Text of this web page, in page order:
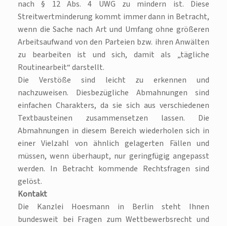
nach § 12 Abs. 4 UWG zu mindern ist. Diese
Streitwertminderung kommt immer dann in Betracht,
wenn die Sache nach Art und Umfang ohne größeren
Arbeitsaufwand von den Parteien bzw. ihren Anwälten
zu bearbeiten ist und sich, damit als „tägliche
Routinearbeit“ darstellt.
Die Verstöße sind leicht zu erkennen und
nachzuweisen. Diesbezügliche Abmahnungen sind
einfachen Charakters, da sie sich aus verschiedenen
Textbausteinen zusammensetzen lassen. Die
Abmahnungen in diesem Bereich wiederholen sich in
einer Vielzahl von ähnlich gelagerten Fällen und
müssen, wenn überhaupt, nur geringfügig angepasst
werden. In Betracht kommende Rechtsfragen sind
gelöst.
Kontakt
Die Kanzlei Hoesmann in Berlin steht Ihnen
bundesweit bei Fragen zum Wettbewerbsrecht und